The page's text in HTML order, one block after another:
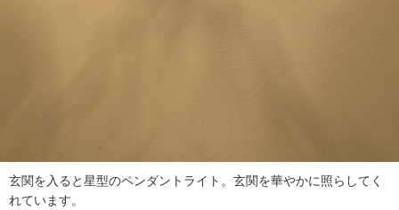
玄関を入ると星型のペンダントライト。玄関を華やかに照らしてく
れています。